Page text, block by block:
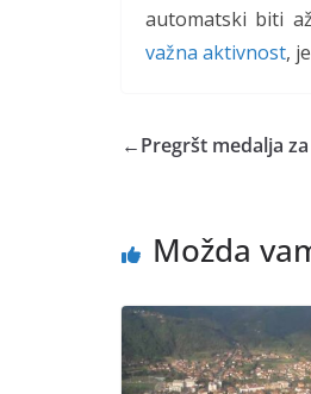
automatski biti
važna aktivnost,
←Pregršt medalja
Možda